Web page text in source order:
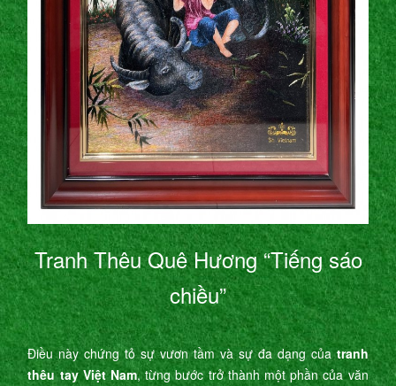
Tranh Thêu Quê Hương “Tiếng sáo
chiều”
Điều này chứng tỏ sự vươn tầm và sự đa dạng củatranh
thêu tay Việt Nam, từng bước trở thành một phần của văn